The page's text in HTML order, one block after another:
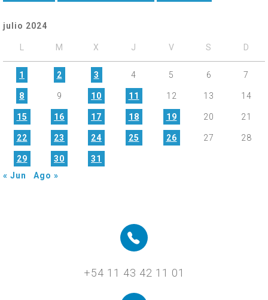
julio 2024
M X J V S D
1 2 3 4 5 6 7
8 9 10 11 12 13 14
15 16 17 18 19 20 21
22 23 24 25 26 27 28
29 30
31
« Jun
Ago »
+54 11 43 42 11 01